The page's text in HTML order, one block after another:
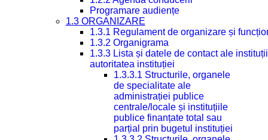
Programare audiențe
1.3 ORGANIZARE
1.3.1 Regulament de organizare și
1.3.2 Organigrama
1.3.3 Lista și datele de contact ale
autoritatea instituției
1.3.3.1 Structurile, organele
de specialitate ale
administrației publice
centrale/locale și instituțiile
publice finanțate total sau
parțial prin bugetul instituției